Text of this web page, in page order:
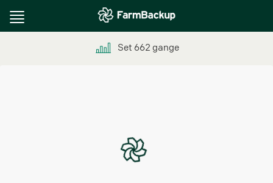
Toggle
Set 662 gange